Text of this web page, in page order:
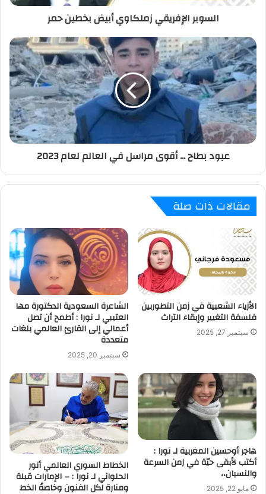
السوبر الإفريقي زملكاوي أبيض بخطين حمر
عبود بطاح ... أقوى مراسل في العالم لعام 2023
مقالات ذات صلة
الأزياء الشعبية في زمن التطوربين
فلسفة التغيير وإبقاء التراث
سبتمبر 27, 2025
الشاعرة السعودية الدكتورة مها
العتيبي لـ نورا : أطمح أن تصل
أعمالي إلى القارئ العالمي بلغات
متعددة
سبتمبر 20, 2025
هاجر أوحسين المغربية لـ نورا :
أكتب لأبقى حيّة في زمن السرعة
والنسيان،،
مايو 22, 2025
الخطاط السوري العالمي أنور
الحلواني لـ نورا : – الإمارات قبلة
ومنارة لكل الفنون وخاصةً الخط